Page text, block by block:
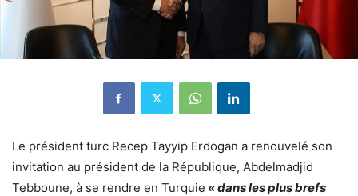
Le président turc Recep Tayyip Erdogan a renouvelé son
invitation au président de la République, Abdelmadjid
Tebboune, à se rendre en Turquie « dans les plus brefs